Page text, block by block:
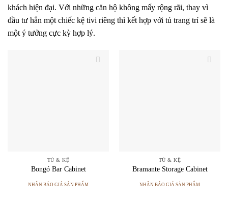
khách hiện đại. Với những căn hộ không mấy rộng rãi, thay vì
đầu tư hẳn một chiếc kệ tivi riêng thì kết hợp với tủ trang trí sẽ là
một ý tưởng cực kỳ hợp lý.
TỦ & KỆ
Bongó Bar Cabinet
NHẬN BÁO GIÁ SẢN PHẨM
TỦ & KỆ
Bramante Storage Cabinet
NHẬN BÁO GIÁ SẢN PHẨM